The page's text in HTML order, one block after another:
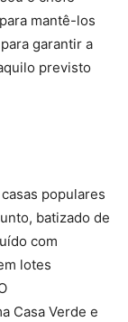
mantê-los
garantir a
previsto
populares
batizado de
com
lotes
Casa Verde e